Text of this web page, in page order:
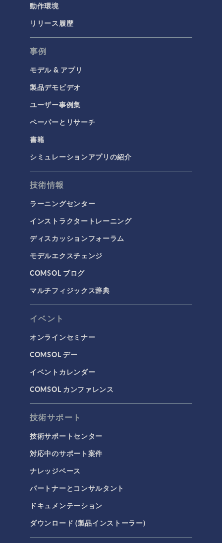
動作環境
リリース履歴
事例
モデル & アプリ
製品デモビデオ
ユーザー事例集
ペーパーとリサーチ
書籍
シミュレーションアプリの紹介
技術情報
ラーニングセンター
インストラクタートレーニング
ディスカッションフォーラム
モデルエクスチェンジ
COMSOL ブログ
マルチフィジックス辞典
イベント
オンラインセミナー
COMSOL デー
イベントカレンダー
COMSOL カンファレンス
技術サポート
技術サポートセンター
対応中のサポート案件
ナレッジベース
パートナーとコンサルタント
ドキュメンテーション
ダウンロード (製品インストーラー)